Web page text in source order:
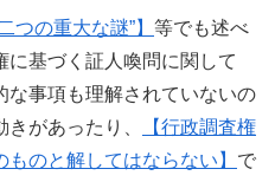
つの重大な謎”】 等でも述べ
に基づく証人喚問に関して
な事項も理解されていないの
があったり、
【行政調査権
のと解してはならない】 で